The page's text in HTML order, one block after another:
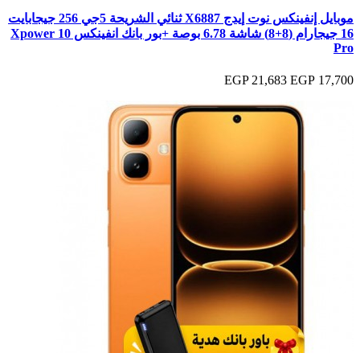
موبايل إنفينكس نوت إيدج X6887 ثنائي الشريحة 5جي 256 جيجابايت
16 جيجارام (8+8) شاشة 6.78 بوصة +بور بانك انفينكس Xpower 10
Pro
17,700 EGP
21,683 EGP